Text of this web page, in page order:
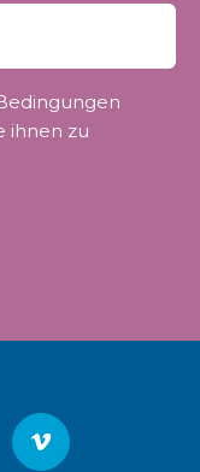
ihnen zu